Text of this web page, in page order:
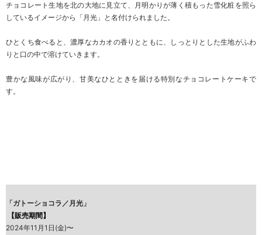
チョコレート生地を北の大地に見立て、月明かりが薄く積もった雪化粧を照ら
しているイメージから「月光」と名付けられました。
ひとくち食べると、濃厚なカカオの香りとともに、しっとりとした生地がふわ
りと口の中で溶けていきます。
豊かな風味が広がり、甘美なひとときを届ける特別なチョコレートケーキで
す。
「ガトーショコラ／月光」
【販売期間】
2024年11月1日(金)〜